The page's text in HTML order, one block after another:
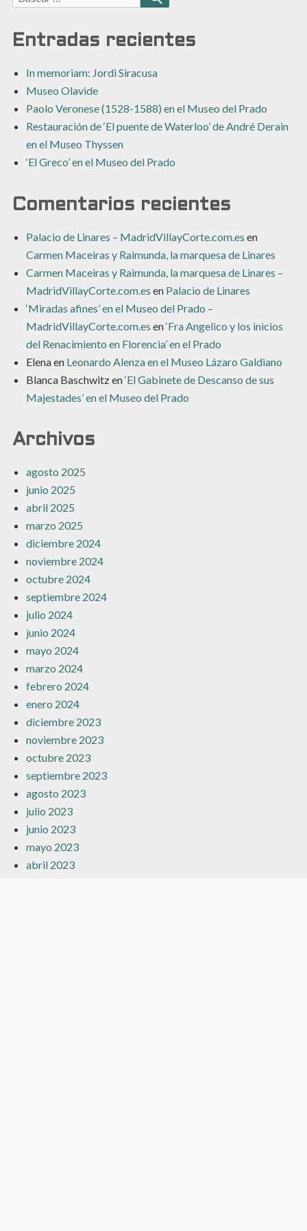
BUSCAR
Entradas recientes
In memoriam: Jordi Siracusa
Museo Olavide
Paolo Veronese (1528-1588) en el Museo del Prado
Restauración de ‘El puente de Waterloo’ de André Derain
en el Museo Thyssen
‘El Greco’ en el Museo del Prado
Comentarios recientes
Palacio de Linares – MadridVillayCorte.com.es en
Carmen Maceiras y Raimunda, la marquesa de Linares
Carmen Maceiras y Raimunda, la marquesa de Linares –
MadridVillayCorte.com.es en Palacio de Linares
‘Miradas afines’ en el Museo del Prado –
MadridVillayCorte.com.es en‘Fra Angelico y los inicios
del Renacimiento en Florencia’ en el Prado
Elenaen Leonardo Alenza en el Museo Lázaro Galdiano
Blanca Baschwitzen‘El Gabinete de Descanso de sus
Majestades’ en el Museo del Prado
Archivos
agosto 2025
junio 2025
abril 2025
marzo 2025
diciembre 2024
noviembre 2024
octubre 2024
septiembre 2024
julio 2024
junio 2024
mayo 2024
marzo 2024
febrero 2024
enero 2024
diciembre 2023
noviembre 2023
octubre 2023
septiembre 2023
agosto 2023
julio 2023
junio 2023
mayo 2023
abril 2023